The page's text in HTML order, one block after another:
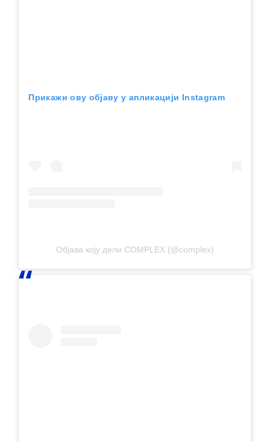
Прикажи ову објаву у апликацији Instagram
Објава коју дели COMPLEX (@complex)